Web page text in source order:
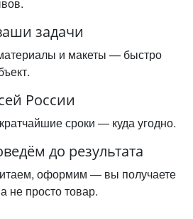
задачи
и макеты — быстро
России
сроки — куда угодно.
до результата
оформим — вы получаете
не просто товар.